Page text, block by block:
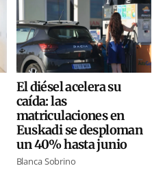
El diésel acelera su
caída: las
matriculaciones en
Euskadi se desploman
un 40% hasta junio
Blanca Sobrino